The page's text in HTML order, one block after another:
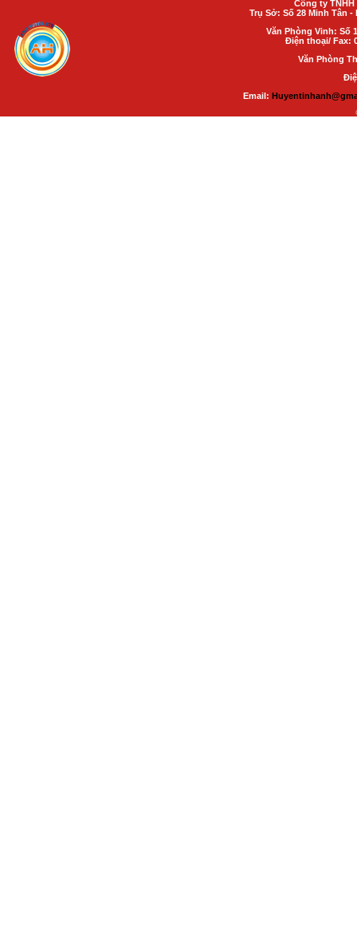
Công ty
Trụ Sở: Số 28 Minh Tân
Văn Phòng Vinh: Số
Điện thoại/ Fax:
Văn Phòng
Email: